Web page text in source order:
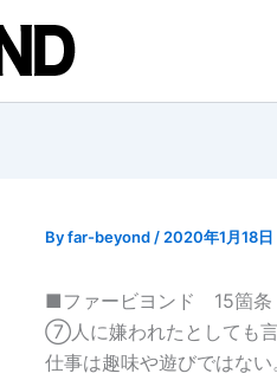
Byfar-beyond / 2020年1月18日
■ファービヨンド 15箇条
⑦人に嫌われたとしても言
仕事は趣味や遊びではない